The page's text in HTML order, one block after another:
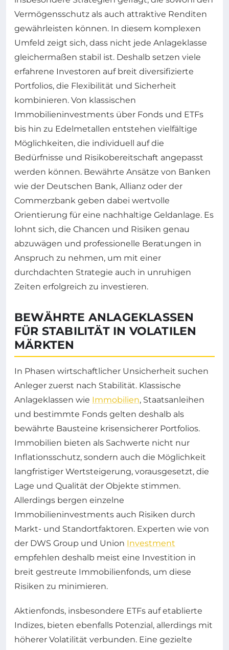
Vermögensschutz als auch attraktive Renditen
gewährleisten können. In diesem komplexen
Umfeld zeigt sich, dass nicht jede Anlageklasse
gleichermaßen stabil ist. Deshalb setzen viele
erfahrene Investoren auf breit diversifizierte
Portfolios, die Flexibilität und Sicherheit
kombinieren. Von klassischen
Immobilieninvestments über Fonds und ETFs
bis hin zu Edelmetallen entstehen vielfältige
Möglichkeiten, die individuell auf die
Bedürfnisse und Risikobereitschaft angepasst
werden können. Bewährte Ansätze von Banken
wie der Deutschen Bank, Allianz oder der
Commerzbank geben dabei wertvolle
Orientierung für eine nachhaltige Geldanlage. Es
lohnt sich, die Chancen und Risiken genau
abzuwägen und professionelle Beratungen in
Anspruch zu nehmen, um mit einer
durchdachten Strategie auch in unruhigen
Zeiten erfolgreich zu investieren.
BEWÄHRTE ANLAGEKLASSEN
FÜR STABILITÄT IN VOLATILEN
MÄRKTEN
In Phasen wirtschaftlicher Unsicherheit suchen
Anleger zuerst nach Stabilität. Klassische
Anlageklassen wie Immobilien, Staatsanleihen
und bestimmte Fonds gelten deshalb als
bewährte Bausteine krisensicherer Portfolios.
Immobilien bieten als Sachwerte nicht nur
Inflationsschutz, sondern auch die Möglichkeit
langfristiger Wertsteigerung, vorausgesetzt, die
Lage und Qualität der Objekte stimmen.
Allerdings bergen einzelne
Immobilieninvestments auch Risiken durch
Markt- und Standortfaktoren. Experten wie von
der DWS Group und Union Investment
empfehlen deshalb meist eine Investition in
breit gestreute Immobilienfonds, um diese
Risiken zu minimieren.
Aktienfonds, insbesondere ETFs auf etablierte
Indizes, bieten ebenfalls Potenzial, allerdings mit
höherer Volatilität verbunden. Eine gezielte